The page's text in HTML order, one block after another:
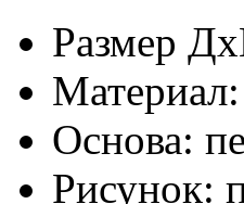
Размер
Материал:
Основа:
Рисунок: